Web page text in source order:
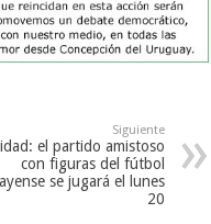
Siguiente
el partido amistoso
con figuras del fútbol
se jugará el lunes
20